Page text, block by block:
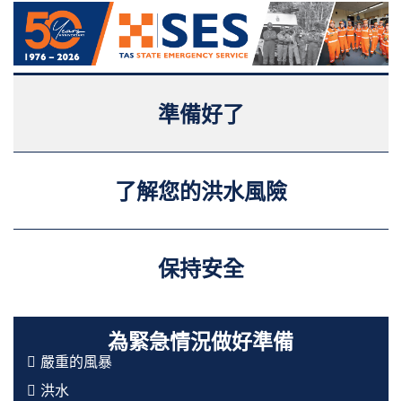
準備好了
了解您的洪水風險
保持安全
為緊急情況做好準備
嚴重的風暴
洪水